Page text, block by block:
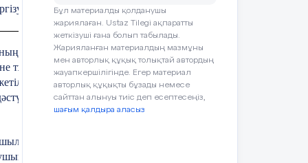
Тіл табысқыш□ Ұстамды
□ Үйлесімді □Талдағыш
ұлттық бас киімдерінің
тұтыну ерекшеліктері туралы түсінік
сыйлауға, құрметтеуге, мақтан
ой-талдауға бейімділігін,
жеке қабілеті мен
Бұл материалды қолданушы
жариялаған. Ustaz Tilegi ақпаратты
жеткізуші ғана болып табылады.
Жарияланған материалдың мазмұны
мен авторлық құқық толықтай автордың
жауапкершілігінде. Егер материал
авторлық құқықты бұзады немесе
сайттан алынуы тиіс деп есептесеңіз,
шағым қалдыра аласыз